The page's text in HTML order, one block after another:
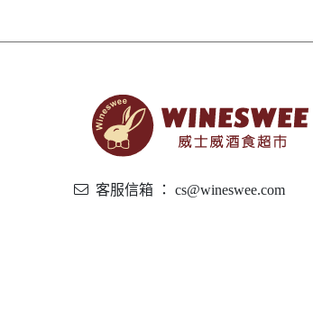
客服信箱 ： cs@wineswee.com